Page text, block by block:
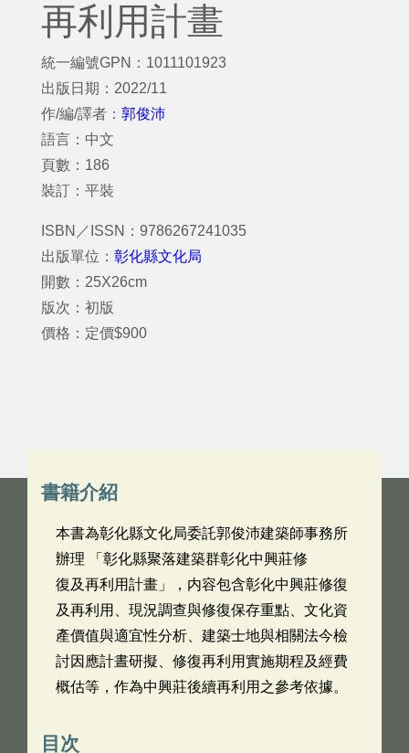
再利用計畫
統一編號GPN：1011101923
出版日期：2022/11
作/編/譯者： 郭俊沛
語言：中文
頁數：186
裝訂：平裝
ISBN／ISSN：9786267241035
出版單位： 彰化縣文化局
開數：25X26cm
版次：初版
價格：定價$900
書籍介紹
本書為彰化縣文化局委託郭俊沛建築師事務所
辦理 「彰化縣聚落建築群彰化中興莊修
復及再利用計畫」，内容包含彰化中興莊修復
及再利用、現況調查與修復保存重點、文化資
產價值與適宜性分析、建築士地與相關法今檢
討因應計晝研擬、修復再利用實施期程及經費
概估等，作為中興莊後續再利用之參考依據。
目次